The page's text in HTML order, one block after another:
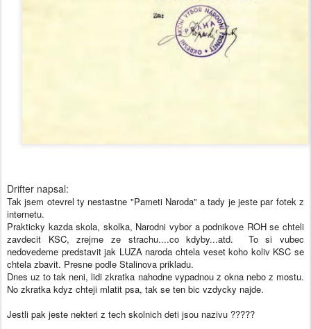
Drifter napsal:
Tak jsem otevrel ty nestastne "Pameti Naroda" a tady je jeste par fotek z
internetu.
Prakticky kazda skola, skolka, Narodni vybor a podnikove ROH se chteli
zavdecit KSC, zrejme ze strachu....co kdyby...atd. To si vubec
nedovedeme predstavit jak LUZA naroda chtela veset koho koliv KSC se
chtela zbavit. Presne podle Stalinova prikladu.
Dnes uz to tak neni, lidi zkratka nahodne vypadnou z okna nebo z mostu.
No zkratka kdyz chteji mlatit psa, tak se ten bic vzdycky najde.
Jestli pak jeste nekteri z tech skolnich deti jsou nazivu ?????